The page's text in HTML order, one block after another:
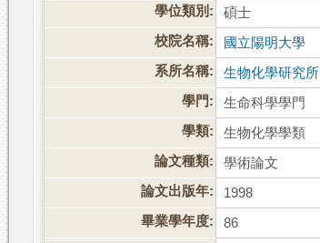
學位類別:
碩士
校院名稱:
國立陽明大學
系所名稱:
生物化學研究所
學門:
生命科學學門
學類:
生物化學學類
論文種類:
學術論文
論文出版年:
1998
畢業學年度:
86